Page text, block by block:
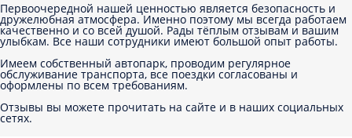
Первоочередной нашей ценностью является безопасность и
дружелюбная атмосфера. Именно поэтому мы всегда работаем
качественно и со всей душой. Рады тёплым отзывам и вашим
улыбкам. Все наши сотрудники имеют большой опыт работы.
Имеем собственный автопарк, проводим регулярное
обслуживание транспорта, все поездки согласованы и
оформлены по всем требованиям.
Отзывы вы можете прочитать на сайте и в наших социальных
сетях.